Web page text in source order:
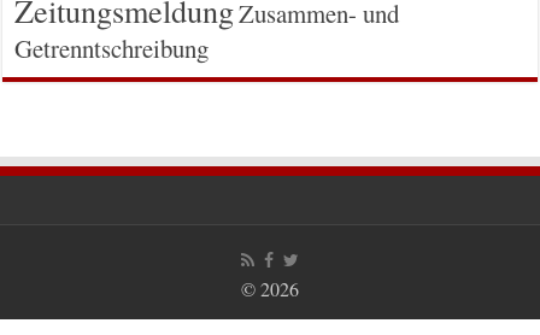
ZeitungsmeldungZusammen- und
Getrenntschreibung
© 2026